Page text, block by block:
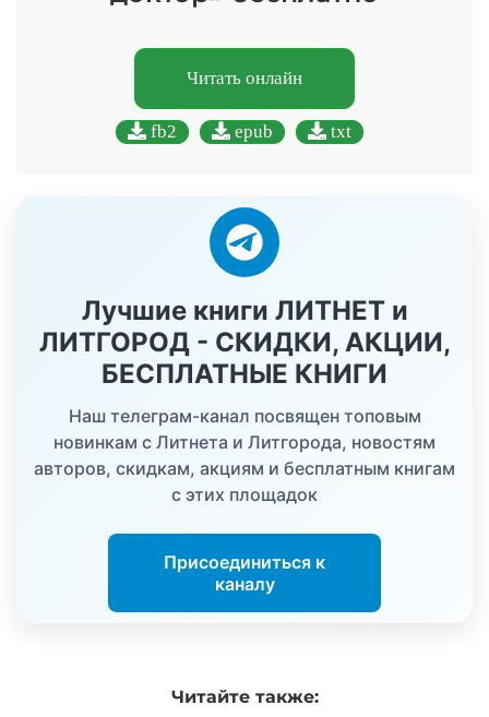
Читать онлайн
fb2 epub txt
Лучшие книги ЛИТНЕТ и
ЛИТГОРОД - СКИДКИ, АКЦИИ,
БЕСПЛАТНЫЕ КНИГИ
Наш телеграм-канал посвящен топовым
новинкам с Литнета и Литгорода, новостям
авторов, скидкам, акциям и бесплатным книгам
с этих площадок
Присоединиться к
каналу
Читайтетакже: